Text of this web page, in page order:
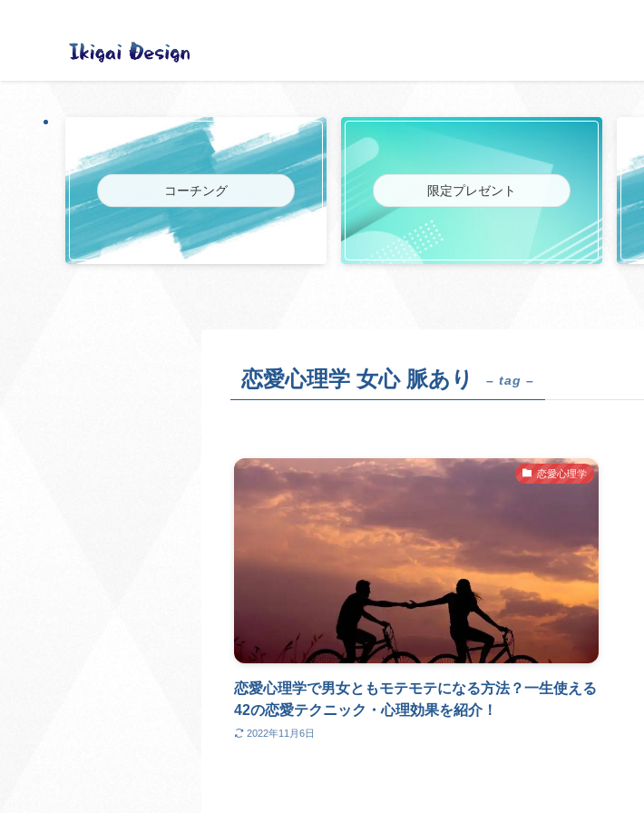
コーチング 限定プレゼント
恋愛心理学 女心 脈あり – tag –
恋愛心理学
恋愛心理学で男女ともモテモテになる方法？一生使える
42の恋愛テクニック・心理効果を紹介！
2022年11月6日